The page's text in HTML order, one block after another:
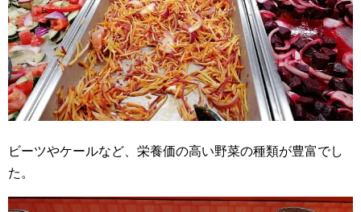
ビーツやケールなど、栄養価の高い野菜の種類が豊富でし
た。